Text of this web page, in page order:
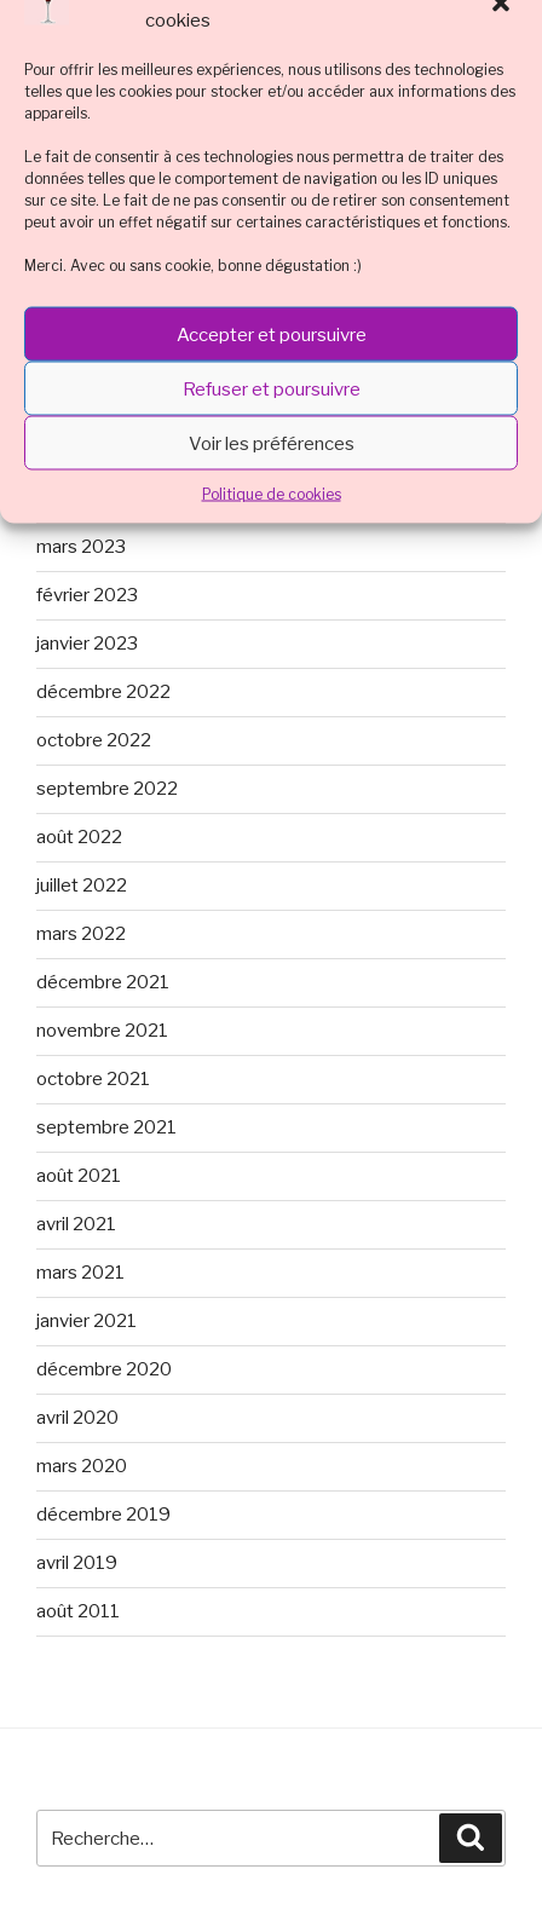
cookies
Pour offrir les meilleures expériences, nous utilisons des technologies
telles que les cookies pour stocker et/ou accéder aux informations des
appareils.
Le fait de consentir à ces technologies nous permettra de traiter des
données telles que le comportement de navigation ou les ID uniques
sur ce site. Le fait de ne pas consentir ou de retirer son consentement
peut avoir un effet négatif sur certaines caractéristiques et fonctions.
Merci. Avec ou sans cookie, bonne dégustation :)
Accepter et poursuivre
Refuser et poursuivre
Voir les préférences
Politique de cookies
Technique et tuto
Tradition : cocktail classique connu
Vodka, vodka noire, vodka rouge
vodka rouge Whisky
mars 2024
mars 2023
février 2023
janvier 2023
décembre 2022
octobre 2022
septembre 2022
août 2022
juillet 2022
mars 2022
décembre 2021
novembre 2021
octobre 2021
septembre 2021
août 2021
avril 2021
mars 2021
janvier 2021
décembre 2020
avril 2020
mars 2020
décembre 2019
avril 2019
août 2011